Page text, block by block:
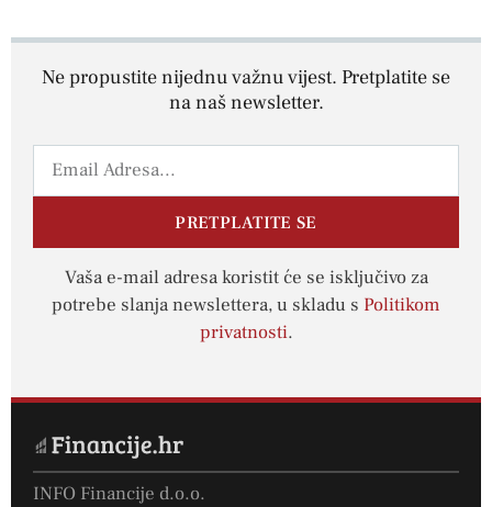
Ne propustite nijednu važnu vijest. Pretplatite se
na naš newsletter.
PRETPLATITE SE
Vaša e-mail adresa koristit će se isključivo za
potrebe slanja newslettera, u skladu s Politikom
privatnosti.
INFO Financije d.o.o.